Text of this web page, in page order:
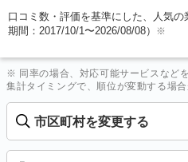
口コミ数・評価を基準にした、人気
期間：2017/10/1〜2026/08/08） ※
※ 同率の場合、対応可能サービスなど
集計タイミングで、順位が変動する場
市区町村を変更する